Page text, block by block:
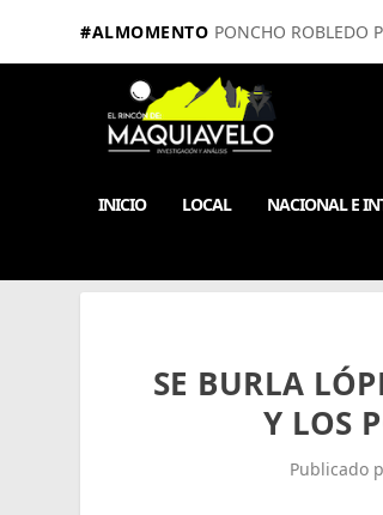
#ALMOMENTO PONCHO ROBLEDO
INICIO LOCAL NACIONAL E
SE BURLA
Y LOS
Publicado